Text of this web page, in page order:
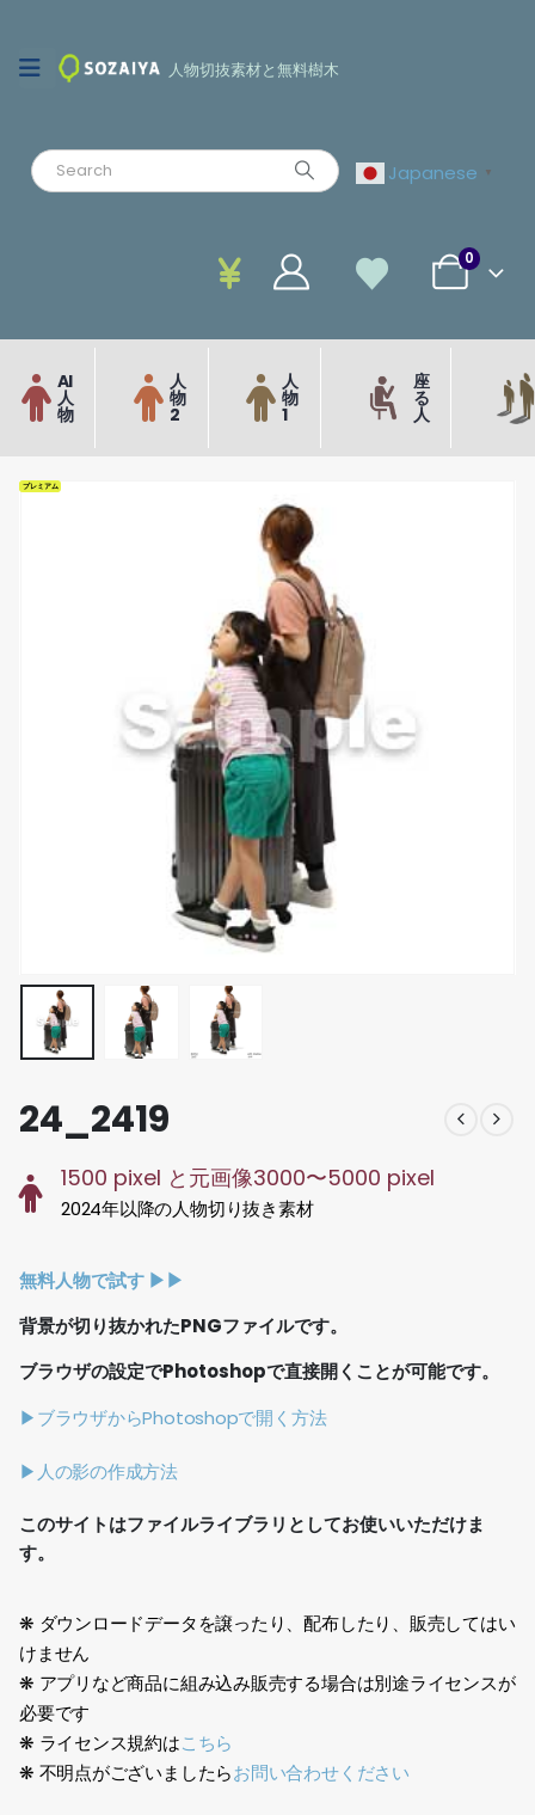
人物切抜素材と無料樹木
Japanese ▼
0
AI
人
物
人
物
2
人
物
1
座
る
人
プレミアム
24_2419
1500 pixel と元画像3000〜5000 pixel
2024年以降の人物切り抜き素材
無料人物で試す ▶︎▶︎
背景が切り抜かれたPNGファイルです。
ブラウザの設定でPhotoshopで直接開くことが可能です。
▶ブラウザからPhotoshopで開く方法
▶人の影の作成方法
このサイトはファイルライブラリとしてお使いいただけま
す。
❋ ダウンロードデータを譲ったり、配布したり、販売してはい
けません
❋ アプリなど商品に組み込み販売する場合は別途ライセンスが
必要です
❋ ライセンス規約はこちら
❋ 不明点がございましたらお問い合わせください